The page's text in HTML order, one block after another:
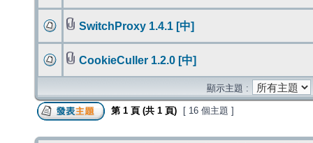
SwitchProxy 1.4.1 [中]
CookieCuller 1.2.0 [中]
顯示主題 :
第 1 頁 (共 1 頁) [ 16 個主題 ]